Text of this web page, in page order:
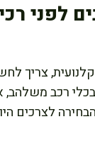
לפני
צריך
רכב משלהב,
לצרכים